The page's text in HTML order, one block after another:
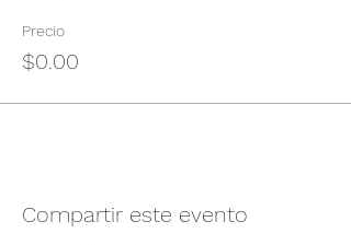
Precio
$0.00
Compartir este evento